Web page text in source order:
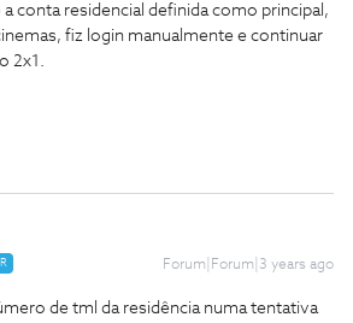
conta residencial definida como principal,
fiz login manualmente e continuar
2x1.
Forum|Forum|3 years ago
de tml da residência numa tentativa